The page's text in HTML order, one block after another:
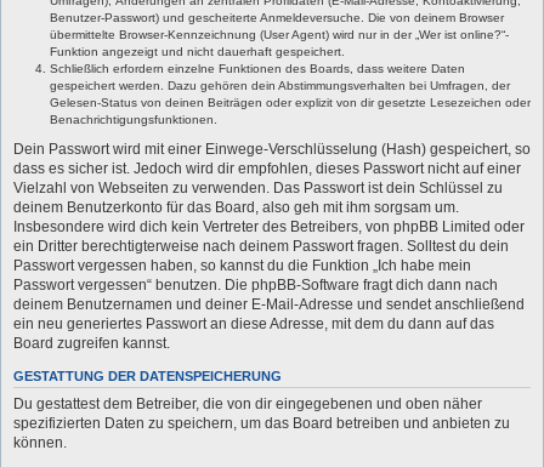
Benutzer-Passwort) und gescheiterte Anmeldeversuche. Die von deinem Browser
übermittelte Browser-Kennzeichnung (User Agent) wird nur in der „Wer ist online?“-
Funktion angezeigt und nicht dauerhaft gespeichert.
Schließlich erfordern einzelne Funktionen des Boards, dass weitere Daten
gespeichert werden. Dazu gehören dein Abstimmungsverhalten bei Umfragen, der
Gelesen-Status von deinen Beiträgen oder explizit von dir gesetzte Lesezeichen oder
Benachrichtigungsfunktionen.
Dein Passwort wird mit einer Einwege-Verschlüsselung (Hash) gespeichert, so
dass es sicher ist. Jedoch wird dir empfohlen, dieses Passwort nicht auf einer
Vielzahl von Webseiten zu verwenden. Das Passwort ist dein Schlüssel zu
deinem Benutzerkonto für das Board, also geh mit ihm sorgsam um.
Insbesondere wird dich kein Vertreter des Betreibers, von phpBB Limited oder
ein Dritter berechtigterweise nach deinem Passwort fragen. Solltest du dein
Passwort vergessen haben, so kannst du die Funktion „Ich habe mein
Passwort vergessen“ benutzen. Die phpBB-Software fragt dich dann nach
deinem Benutzernamen und deiner E-Mail-Adresse und sendet anschließend
ein neu generiertes Passwort an diese Adresse, mit dem du dann auf das
Board zugreifen kannst.
GESTATTUNG DER DATENSPEICHERUNG
Du gestattest dem Betreiber, die von dir eingegebenen und oben näher
spezifizierten Daten zu speichern, um das Board betreiben und anbieten zu
können.